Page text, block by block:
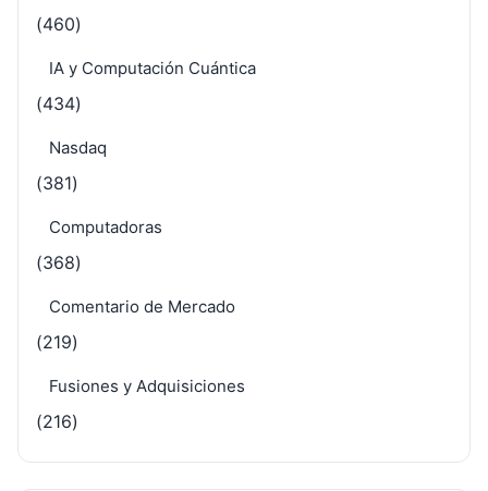
(460)
IA y Computación Cuántica
(434)
Nasdaq
(381)
Computadoras
(368)
Comentario de Mercado
(219)
Fusiones y Adquisiciones
(216)